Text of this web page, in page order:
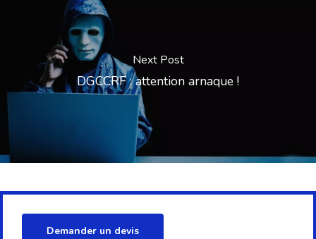
Next Post
DGCCRF : attention arnaque !
Demander un devis